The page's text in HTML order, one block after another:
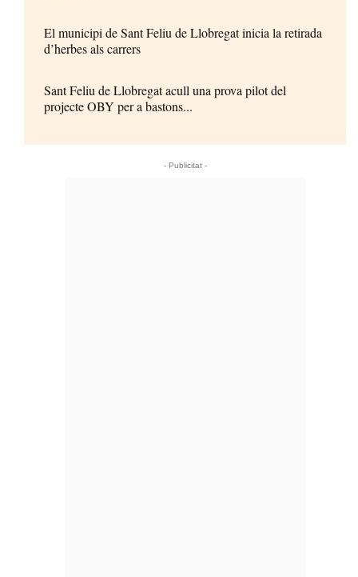
El municipi de Sant Feliu de Llobregat inicia la retirada
d’herbes als carrers
Sant Feliu de Llobregat acull una prova pilot del
projecte OBY per a bastons...
- Publicitat -